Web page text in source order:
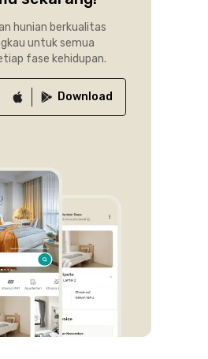
hunian berkualitas
untuk semua
fase kehidupan.
Download